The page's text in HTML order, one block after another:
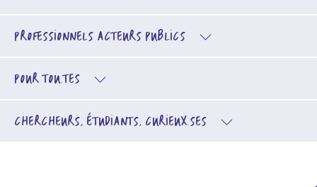
PROFESSIONNELS ACTEURS PUBLICS
POUR TOU.TES
CHERCHEURS, ÉTUDIANTS, CURIEUX.SES